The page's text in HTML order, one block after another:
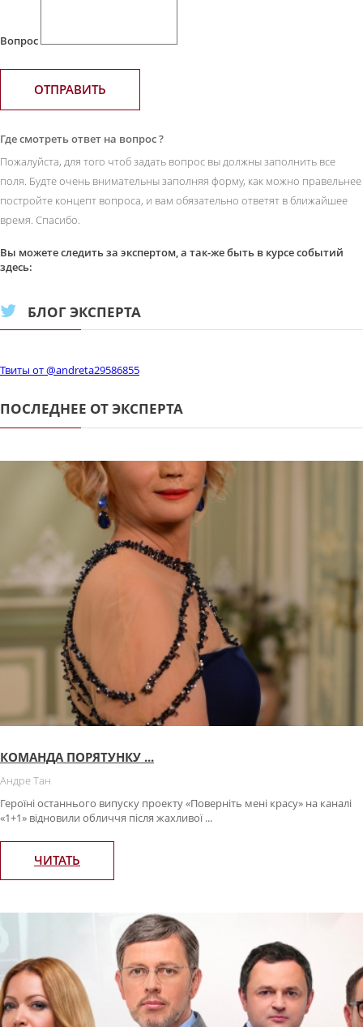
Вопрос
ОТПРАВИТЬ
Где смотреть ответ на вопрос ?
Пожалуйста, для того чтоб задать вопрос вы должны заполнить все
поля. Будте очень внимательны заполняя форму, как можно правельнее
постройте концепт вопроса, и вам обязательно ответят в ближайшее
время. Спасибо.
Вы можете следить за экспертом, а так-же быть в курсе событий
здесь:
БЛОГ ЭКСПЕРТА
Твиты от @andreta29586855
ПОСЛЕДНЕЕ ОТ ЭКСПЕРТА
КОМАНДА ПОРЯТУНКУ ...
Андре Тан
Героїні останнього випуску проекту «Поверніть мені красу» на каналі
«1+1» відновили обличчя після жахливої ...
ЧИТАТЬ